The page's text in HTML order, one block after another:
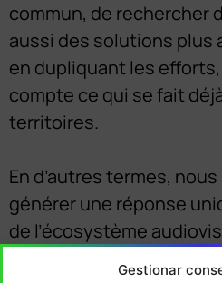
Gestionar
commun, de rechercher
aussi des solutions plus
en dupliquant les
compte ce qui se fait
territoires.
En d’autres termes,
générer une réponse
de l’écosystème
c’est-à-dire les défis du